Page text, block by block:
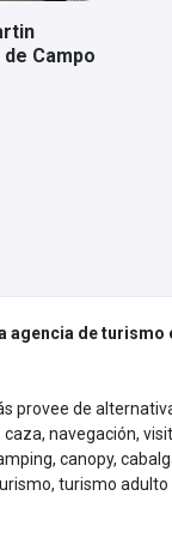
Campo
agencia de turismo
provee de
caza, navegación,
canopy,
turismo adulto